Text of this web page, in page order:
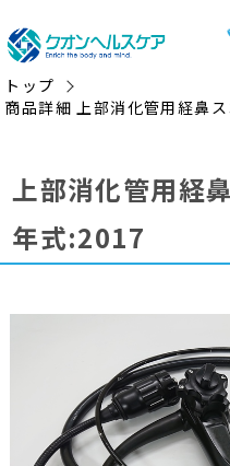
トップ
商品詳細 上部消化管用経鼻
上部消化管用経
年式:2017